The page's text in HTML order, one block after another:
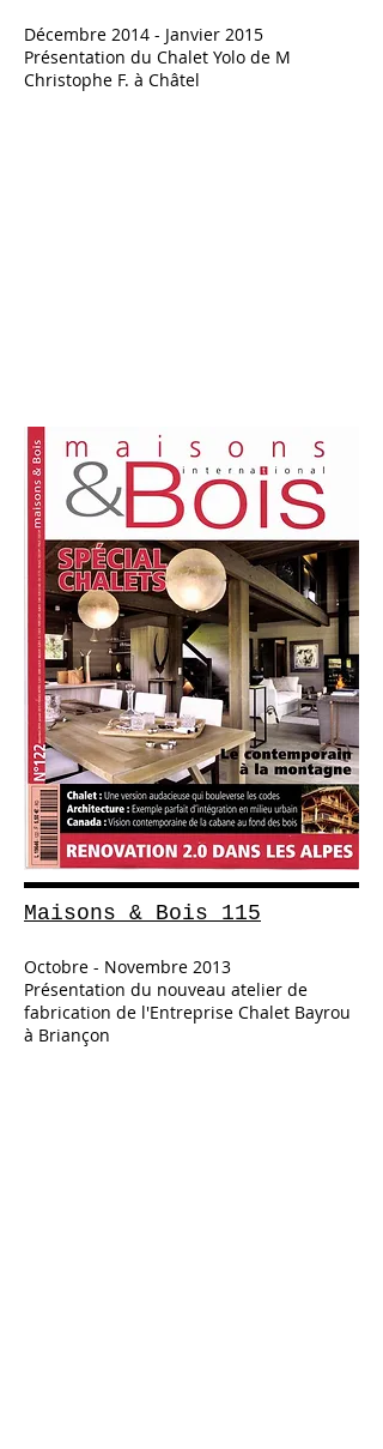
Décembre 2014 - Janvier 2015
Présentation du Chalet Yolo de M
Christophe F. à Châtel
Maisons & Bois 115
Octobre - Novembre 2013
Présentation du nouveau atelier de
fabrication de l'Entreprise Chalet Bayrou
à Briançon